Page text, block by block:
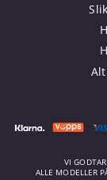
VI
ALLE MODELLER